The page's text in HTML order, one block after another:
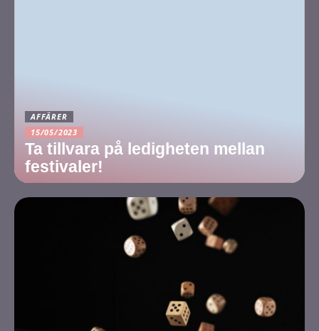
AFFÄRER
15/05/2023
Ta tillvara på ledigheten mellan
festivaler!